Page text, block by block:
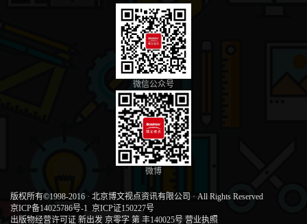
微信公众号
微博
版权所有©1998-2016 · 北京博文视点资讯有限公司 · All Rights Reserved
京ICP备14025786号-1 京ICP证150227号
出版物经营许可证 新出发 京零字 第 丰140025号 营业执照